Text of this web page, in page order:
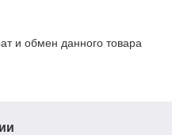
и обмен данного товара